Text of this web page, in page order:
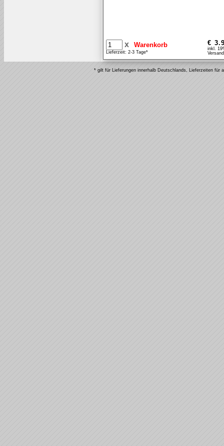
x
Lieferzeit: 2-3 Tage*
€
inkl.
* gilt für Lieferungen innerhalb Deutschlands, Lieferzeiten